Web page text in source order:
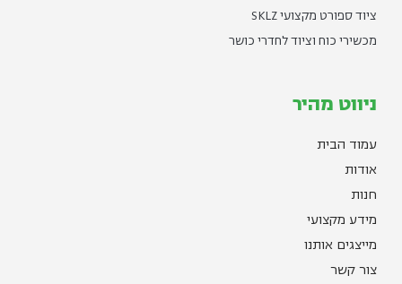
ציוד ספורט מקצועי SKLZ
מכשירי כוח וציוד לחדרי כושר
ניווט מהיר
עמוד הבית
אודות
חנות
מידע מקצועי
מייצגים אותנו
צור קשר